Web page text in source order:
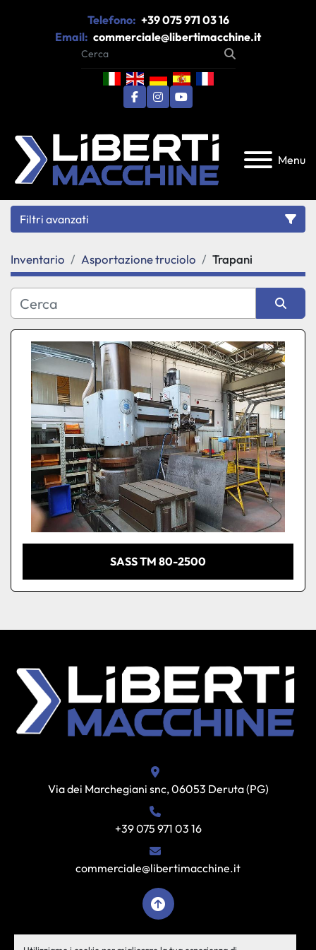
Telefono: +39 075 971 03 16
Email: commerciale@libertimacchine.it
facebook
instagram
youtube
Menu
Filtri avanzati
Categoria
Produttore
Modello
Condizione
Inventario Asportazione truciolo Trapani
Ordina per
SASS TM 80-2500
Via dei Marchegiani snc, 06053 Deruta (PG)
+39 075 971 03 16
commerciale@libertimacchine.it
facebook
instagram
youtube